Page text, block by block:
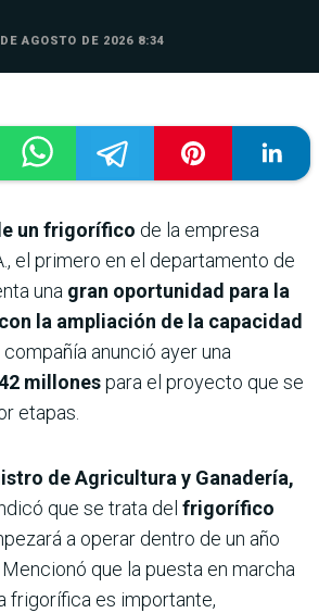
AGOSTO DE 2026 8:34
un frigorífico de la empresa
el primero en el departamento de
una gran oportunidad para la
la ampliación de la capacidad
compañía anunció ayer una
millonespara el proyecto que se
etapas.
de Agricultura y Ganadería,
que se trata del frigorífico
a operar dentro de un año
que la puesta en marcha
frigorífica es importante,